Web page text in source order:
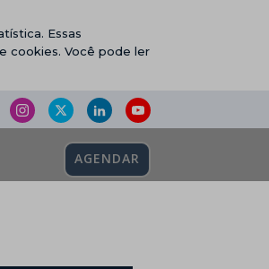
Essas
cookies. Você pode ler
AGENDAR